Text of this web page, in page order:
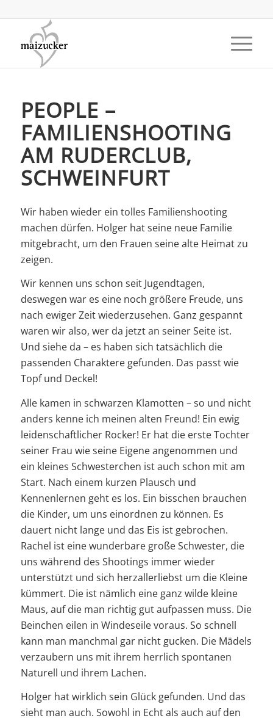
PEOPLE –
FAMILIENSHOOTING
AM RUDERCLUB,
SCHWEINFURT
Wir haben wieder ein tolles Familienshooting
machen dürfen. Holger hat seine neue Familie
mitgebracht, um den Frauen seine alte Heimat zu
zeigen.
Wir kennen uns schon seit Jugendtagen,
deswegen war es eine noch größere Freude, uns
nach ewiger Zeit wiederzusehen. Ganz gespannt
waren wir also, wer da jetzt an seiner Seite ist.
Und siehe da – es haben sich tatsächlich die
passenden Charaktere gefunden. Das passt wie
Topf und Deckel!
Alle kamen in schwarzen Klamotten – so und nicht
anders kenne ich meinen alten Freund! Ein ewig
leidenschaftlicher Rocker! Er hat die erste Tochter
seiner Frau wie seine Eigene angenommen und
ein kleines Schwesterchen ist auch schon mit am
Start. Nach einem kurzen Plausch und
Kennenlernen geht es los. Ein bisschen brauchen
die Kinder, um uns einordnen zu können. Es
dauert nicht lange und das Eis ist gebrochen.
Rachel ist eine wunderbare große Schwester, die
uns während des Shootings immer wieder
unterstützt und sich herzallerliebst um die Kleine
kümmert. Die ist nämlich eine ganz wilde kleine
Maus, auf die man richtig gut aufpassen muss. Die
Beinchen eilen in Windeseile voraus. So schnell
kann man manchmal gar nicht gucken. Die Mädels
verzaubern uns mit ihrem herrlich spontanen
Naturell und ihrem Lachen.
Holger hat wirklich sein Glück gefunden. Und das
sieht man auch. Sowohl in Echt als auch auf den